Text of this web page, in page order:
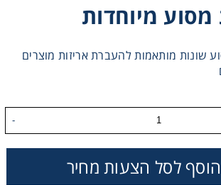
מיוחדות
שונות מותאמות להעברת אריזות מוצרים
-
הוסף לסל הצעות מחיר
מסוע